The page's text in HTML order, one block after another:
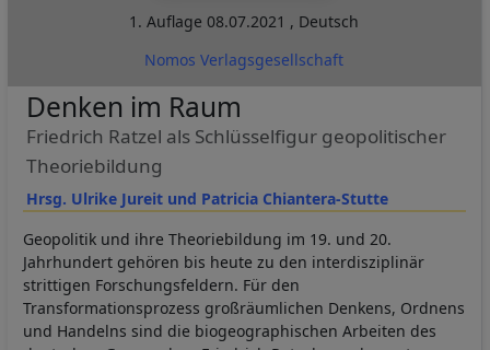
1. Auflage08.07.2021 , Deutsch
Nomos Verlagsgesellschaft
Hrsg. Ulrike Jureit und Patricia Chiantera-Stutte
Denken im Raum
Friedrich Ratzel als Schlüsselfigur geopolitischer
Theoriebildung
Geopolitik und ihre Theoriebildung im 19. und 20.
Jahrhundert gehören bis heute zu den interdisziplinär
strittigen Forschungsfeldern. Für den
Transformationsprozess großräumlichen Denkens, Ordnens
und Handelns sind die biogeographischen Arbeiten des